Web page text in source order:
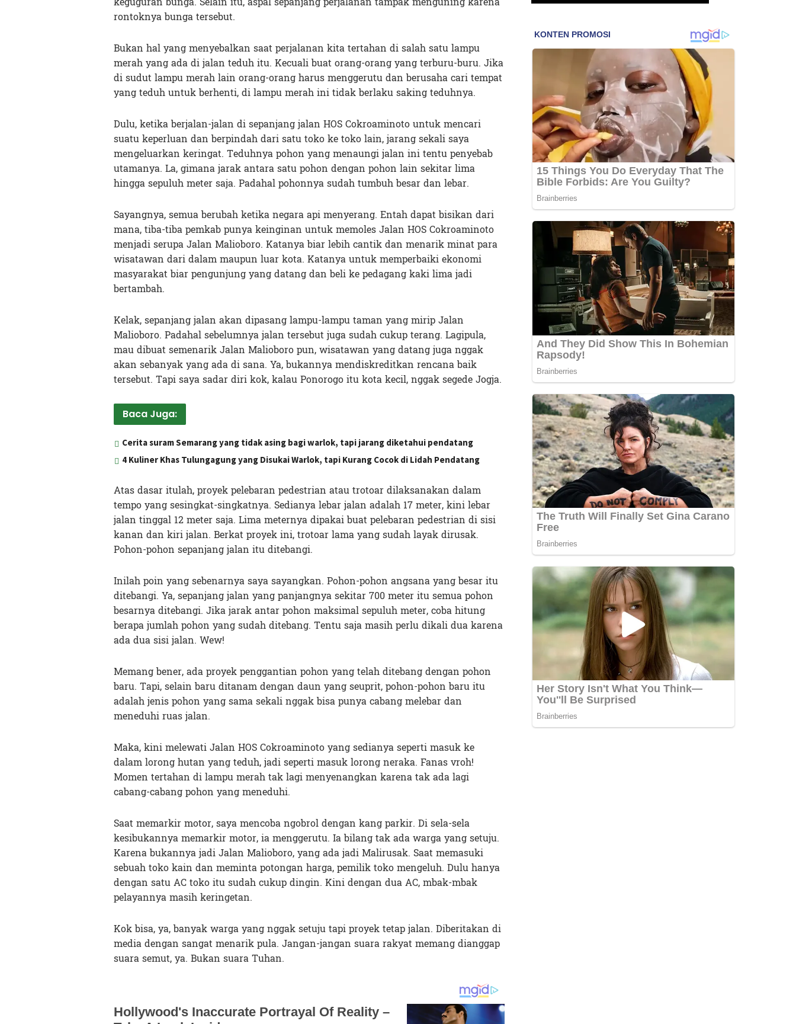
rontoknya bunga tersebut.
Bukan hal yang menyebalkan saat perjalanan kita tertahan di salah satu lampu
merah yang ada di jalan teduh itu. Kecuali buat orang-orang yang terburu-buru. Jika
di sudut lampu merah lain orang-orang harus menggerutu dan berusaha cari tempat
yang teduh untuk berhenti, di lampu merah ini tidak berlaku saking teduhnya.
Dulu, ketika berjalan-jalan di sepanjang jalan HOS Cokroaminoto untuk mencari
suatu keperluan dan berpindah dari satu toko ke toko lain, jarang sekali saya
mengeluarkan keringat. Teduhnya pohon yang menaungi jalan ini tentu penyebab
utamanya. La, gimana jarak antara satu pohon dengan pohon lain sekitar lima
hingga sepuluh meter saja. Padahal pohonnya sudah tumbuh besar dan lebar.
Sayangnya, semua berubah ketika negara api menyerang. Entah dapat bisikan dari
mana, tiba-tiba pemkab punya keinginan untuk memoles Jalan HOS Cokroaminoto
menjadi serupa Jalan Malioboro. Katanya biar lebih cantik dan menarik minat para
wisatawan dari dalam maupun luar kota. Katanya untuk memperbaiki ekonomi
masyarakat biar pengunjung yang datang dan beli ke pedagang kaki lima jadi
bertambah.
Kelak, sepanjang jalan akan dipasang lampu-lampu taman yang mirip Jalan
Malioboro. Padahal sebelumnya jalan tersebut juga sudah cukup terang. Lagipula,
mau dibuat semenarik Jalan Malioboro pun, wisatawan yang datang juga nggak
akan sebanyak yang ada di sana. Ya, bukannya mendiskreditkan rencana baik
tersebut. Tapi saya sadar diri kok, kalau Ponorogo itu kota kecil, nggak segede Jogja.
Baca Juga:
Cerita suram Semarang yang tidak asing bagi warlok, tapi jarang diketahui pendatang
4 Kuliner Khas Tulungagung yang Disukai Warlok, tapi Kurang Cocok di Lidah Pendatang
Atas dasar itulah, proyek pelebaran pedestrian atau trotoar dilaksanakan dalam
tempo yang sesingkat-singkatnya. Sedianya lebar jalan adalah 17 meter, kini lebar
jalan tinggal 12 meter saja. Lima meternya dipakai buat pelebaran pedestrian di sisi
kanan dan kiri jalan. Berkat proyek ini, trotoar lama yang sudah layak dirusak.
Pohon-pohon sepanjang jalan itu ditebangi.
Inilah poin yang sebenarnya saya sayangkan. Pohon-pohon angsana yang besar itu
ditebangi. Ya, sepanjang jalan yang panjangnya sekitar 700 meter itu semua pohon
besarnya ditebangi. Jika jarak antar pohon maksimal sepuluh meter, coba hitung
berapa jumlah pohon yang sudah ditebang. Tentu saja masih perlu dikali dua karena
ada dua sisi jalan. Wew!
Memang bener, ada proyek penggantian pohon yang telah ditebang dengan pohon
baru. Tapi, selain baru ditanam dengan daun yang seuprit, pohon-pohon baru itu
adalah jenis pohon yang sama sekali nggak bisa punya cabang melebar dan
meneduhi ruas jalan.
Maka, kini melewati Jalan HOS Cokroaminoto yang sedianya seperti masuk ke
dalam lorong hutan yang teduh, jadi seperti masuk lorong neraka. Fanas vroh!
Momen tertahan di lampu merah tak lagi menyenangkan karena tak ada lagi
cabang-cabang pohon yang meneduhi.
Saat memarkir motor, saya mencoba ngobrol dengan kang parkir. Di sela-sela
kesibukannya memarkir motor, ia menggerutu. Ia bilang tak ada warga yang setuju.
Karena bukannya jadi Jalan Malioboro, yang ada jadi Malirusak. Saat memasuki
sebuah toko kain dan meminta potongan harga, pemilik toko mengeluh. Dulu hanya
dengan satu AC toko itu sudah cukup dingin. Kini dengan dua AC, mbak-mbak
pelayannya masih keringetan.
Kok bisa, ya, banyak warga yang nggak setuju tapi proyek tetap jalan. Diberitakan di
media dengan sangat menarik pula. Jangan-jangan suara rakyat memang dianggap
suara semut, ya. Bukan suara Tuhan.